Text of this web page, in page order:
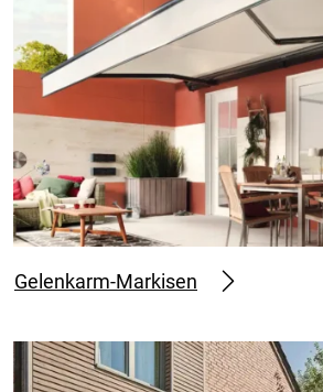
Gelenkarm-Markisen